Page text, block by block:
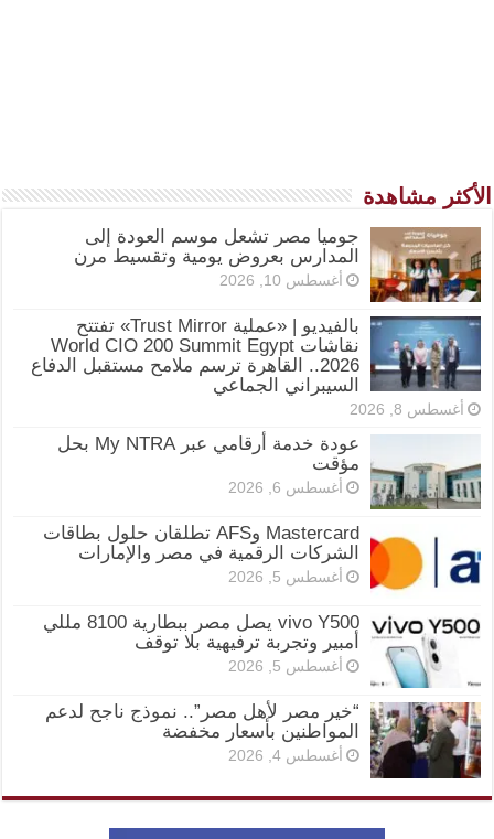
الأكثر مشاهدة
جوميا مصر تشعل موسم العودة إلى
المدارس بعروض يومية وتقسيط مرن
أغسطس 10, 2026
بالفيديو | «عملية Trust Mirror» تفتتح
نقاشات World CIO 200 Summit Egypt
2026.. القاهرة ترسم ملامح مستقبل الدفاع
السيبراني الجماعي
أغسطس 8, 2026
عودة خدمة أرقامي عبر My NTRA بحل
مؤقت
أغسطس 6, 2026
Mastercard وAFS تطلقان حلول بطاقات
الشركات الرقمية في مصر والإمارات
أغسطس 5, 2026
vivo Y500 يصل مصر ببطارية 8100 مللي
أمبير وتجربة ترفيهية بلا توقف
أغسطس 5, 2026
“خير مصر لأهل مصر”.. نموذج ناجح لدعم
المواطنين بأسعار مخفضة
أغسطس 4, 2026